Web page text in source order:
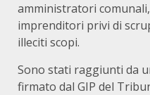
amministratori
imprenditori privi di
illeciti scopi.
Sono stati raggiunti da
firmato dal GIP del